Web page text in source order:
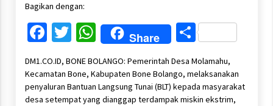
Bagikan dengan:
Facebook
Twitter
WhatsApp
Share Share
DM1.CO.ID, BONE BOLANGO: Pemerintah Desa Molamahu,
Kecamatan Bone, Kabupaten Bone Bolango, melaksanakan
penyaluran Bantuan Langsung Tunai (BLT) kepada masyarakat
desa setempat yang dianggap terdampak miskin ekstrim,